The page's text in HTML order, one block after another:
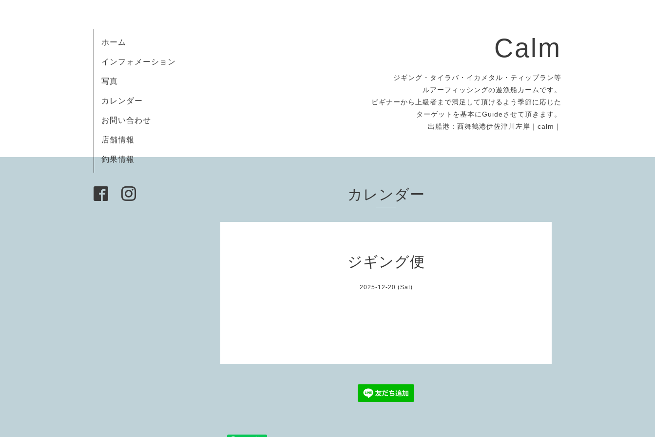
Calm
ジギング・タイラバ・イカメタル・ティップラン等
ルアーフィッシングの遊漁船カームです。
ビギナーから上級者まで満足して頂けるよう季節に応じた
ターゲットを基本にGuideさせて頂きます。
出船港：西舞鶴港伊佐津川左岸｜calm｜
ホーム
インフォメーション
写真
カレンダー
お問い合わせ
店舗情報
釣果情報
カレンダー
ジギング便
2025-12-20 (Sat)